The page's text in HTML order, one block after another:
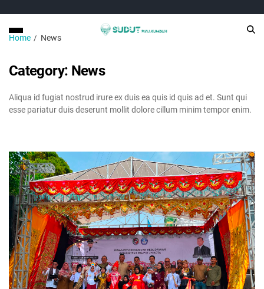
Home News
Category: News
Aliqua id fugiat nostrud irure ex duis ea quis id quis ad et. Sunt qui
esse pariatur duis deserunt mollit dolore cillum minim tempor enim.